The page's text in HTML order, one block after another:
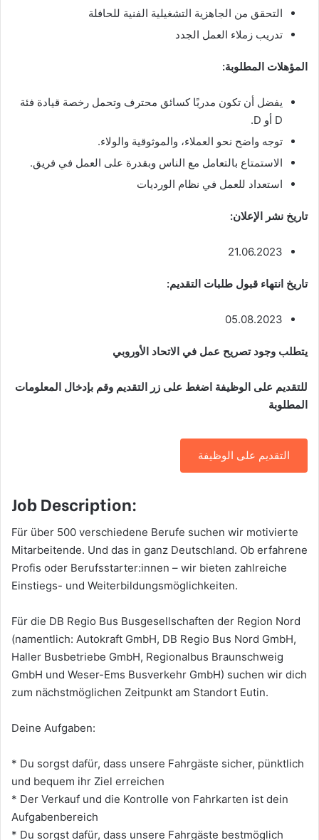
التحقق من الجاهزية التشغيلية الفنية للحافلة
تدريب زملاء العمل الجدد
المؤهلات المطلوبة:
يفضل أن تكون مدربًا كسائق محترف وتحمل رخصة قيادة فئة
D أو D.
توجه واضح نحو العملاء، والموثوقية والولاء.
الاستمتاع بالتعامل مع الناس وبقدرة على العمل في فريق.
استعداد للعمل في نظام الورديات
تاريخ نشر الإعلان:
21.06.2023
تاريخ انتهاء قبول طلبات التقديم:
05.08.2023
يتطلب وجود تصريح عمل في الاتحاد الأوروبي
للتقديم على الوظيفة اضغط على زر التقديم وقم بإدخال المعلومات
المطلوبة
التقديم على الوظيفة
Job Description:
Für über 500 verschiedene Berufe suchen wir motivierte
Mitarbeitende. Und das in ganz Deutschland. Ob erfahrene
Profis oder Berufsstarter:innen – wir bieten zahlreiche
Einstiegs- und Weiterbildungsmöglichkeiten.
Für die DB Regio Bus Busgesellschaften der Region Nord
(namentlich: Autokraft GmbH, DB Regio Bus Nord GmbH,
Haller Busbetriebe GmbH, Regionalbus Braunschweig
GmbH und Weser-Ems Busverkehr GmbH) suchen wir dich
zum nächstmöglichen Zeitpunkt am Standort Eutin.
Deine Aufgaben:
* Du sorgst dafür, dass unsere Fahrgäste sicher, pünktlich
und bequem ihr Ziel erreichen
* Der Verkauf und die Kontrolle von Fahrkarten ist dein
Aufgabenbereich
* Du sorgst dafür, dass unsere Fahrgäste bestmöglich